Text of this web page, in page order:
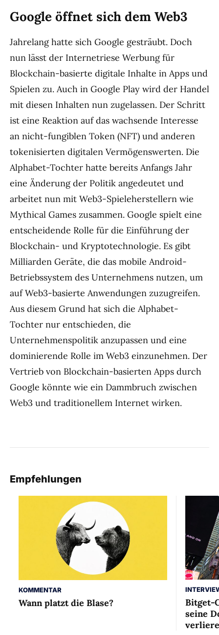
Google öffnet sich dem Web3
Jahrelang hatte sich Google gesträubt. Doch
nun lässt der Internetriese Werbung für
Blockchain-basierte digitale Inhalte in Apps und
Spielen zu. Auch in Google Play wird der Handel
mit diesen Inhalten nun zugelassen. Der Schritt
ist eine Reaktion auf das wachsende Interesse
an nicht-fungiblen Token (NFT) und anderen
tokenisierten digitalen Vermögenswerten. Die
Alphabet-Tochter hatte bereits Anfangs Jahr
eine Änderung der Politik angedeutet und
arbeitet nun mit Web3-Spieleherstellern wie
Mythical Games zusammen. Google spielt eine
entscheidende Rolle für die Einführung der
Blockchain- und Kryptotechnologie. Es gibt
Milliarden Geräte, die das mobile Android-
Betriebssystem des Unternehmens nutzen, um
auf Web3-basierte Anwendungen zuzugreifen.
Aus diesem Grund hat sich die Alphabet-
Tochter nur entschieden, die
Unternehmenspolitik anzupassen und eine
dominierende Rolle im Web3 einzunehmen. Der
Vertrieb von Blockchain-basierten Apps durch
Google könnte wie ein Dammbruch zwischen
Web3 und traditionellem Internet wirken.
Empfehlungen
KOMMENTAR
Wann platzt die Blase?
Bitget-
seine